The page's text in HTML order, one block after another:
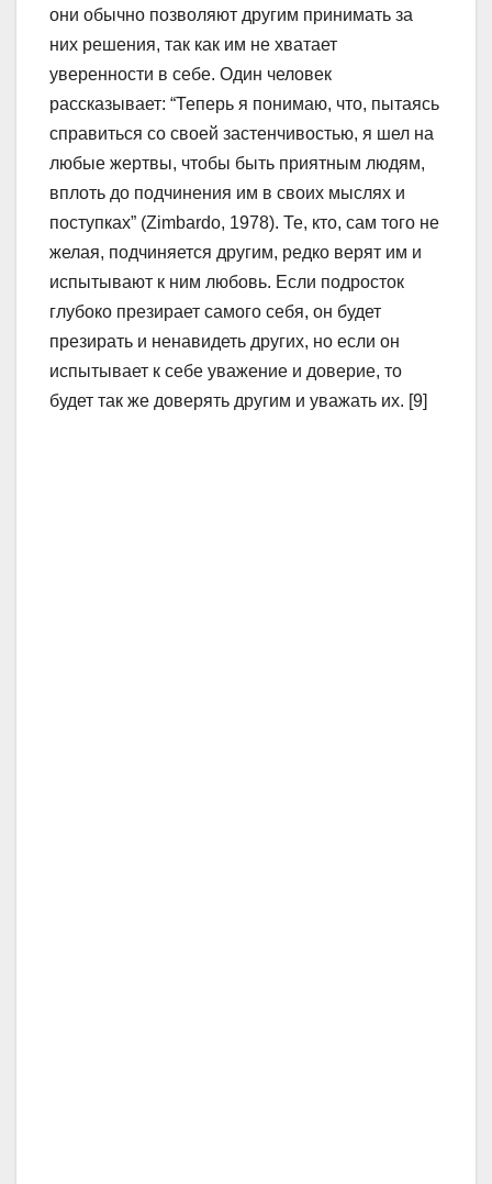
они обычно позволяют другим принимать за
них решения, так как им не хватает
уверенности в себе. Один человек
рассказывает: “Теперь я понимаю, что, пытаясь
справиться со своей застенчивостью, я шел на
любые жертвы, чтобы быть приятным людям,
вплоть до подчинения им в своих мыслях и
поступках” (Zimbardo, 1978). Те, кто, сам того не
желая, подчиняется другим, редко верят им и
испытывают к ним любовь. Если подросток
глубоко презирает самого себя, он будет
презирать и ненавидеть других, но если он
испытывает к себе уважение и доверие, то
будет так же доверять другим и уважать их. [9]